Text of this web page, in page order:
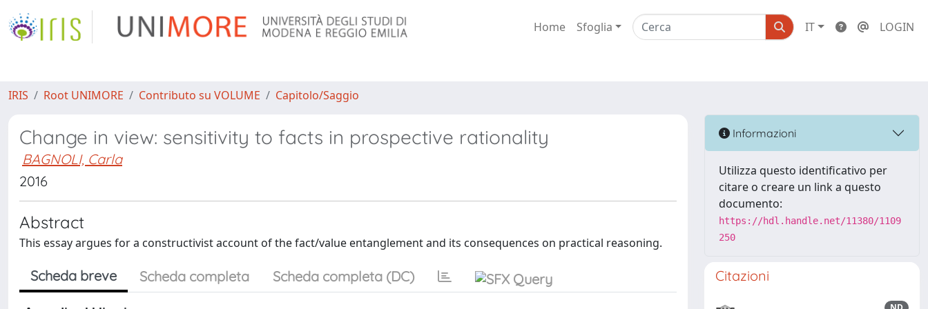
Home Sfoglia IT LOGIN
IRIS Root UNIMORE Contributo su VOLUME Capitolo/Saggio
Change in view: sensitivity to facts in prospective rationality
BAGNOLI, Carla
2016
Abstract
This essay argues for a constructivist account of the fact/value entanglement and its consequences on practical reasoning.
Scheda breve Scheda completa Scheda completa (DC)
Informazioni
Utilizza questo identificativo per
citare o creare un link a questo
documento:
https://hdl.handle.net/11380/1109
250
Citazioni